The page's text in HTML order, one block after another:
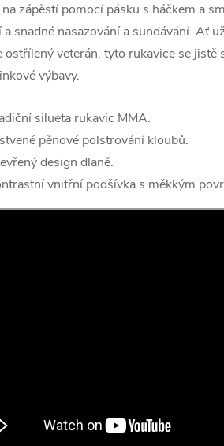
zápěstí pomocí pásku s háčkem a
a snadné nasazování a sundávání. Ať
ostřílený veterán, tyto rukavice se
výbavy.
silueta rukavic MMA.
pěnové polstrování kloubů.
design dlaně.
vnitřní podšívka s měkkým